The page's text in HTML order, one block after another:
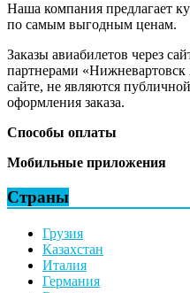
Наша компания предлагает
по самым выгодным ценам.
Заказы авиабилетов через
партнерами
сайте, не являются
оформления заказа.
Способы оплаты
Мобильные приложения
Страны
Грузия
Казахстан
Италия
Германия